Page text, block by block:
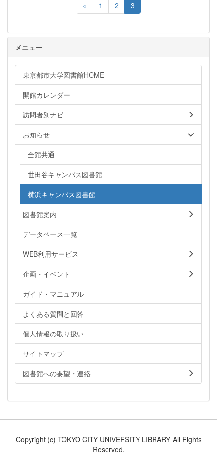
« 1 2 3
メニュー
東京都市大学図書館HOME
開館カレンダー
訪問者別ナビ
お知らせ
全館共通
世田谷キャンパス図書館
横浜キャンパス図書館
図書館案内
データベース一覧
WEB利用サービス
企画・イベント
ガイド・マニュアル
よくある質問と回答
個人情報の取り扱い
サイトマップ
図書館への要望・連絡
Copyright (c) TOKYO CITY UNIVERSITY LIBRARY. All Rights
Reserved.